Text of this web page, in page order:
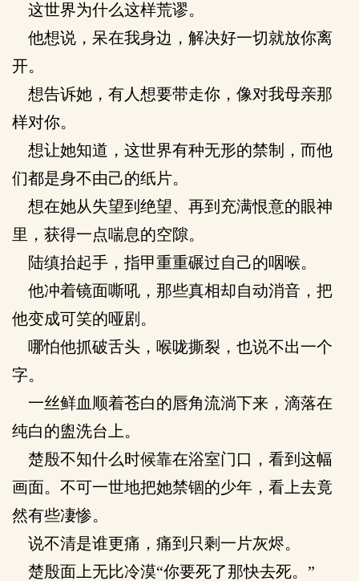
这世界为什么这样荒谬。
他想说，呆在我身边，解决好一切就放你离
开。
想告诉她，有人想要带走你，像对我母亲那
样对你。
想让她知道，这世界有种无形的禁制，而他
们都是身不由己的纸片。
想在她从失望到绝望、再到充满恨意的眼神
里，获得一点喘息的空隙。
陆缜抬起手，指甲重重碾过自己的咽喉。
他冲着镜面嘶吼，那些真相却自动消音，把
他变成可笑的哑剧。
哪怕他抓破舌头，喉咙撕裂，也说不出一个
字。
一丝鲜血顺着苍白的唇角流淌下来，滴落在
纯白的盥洗台上。
楚殷不知什么时候靠在浴室门口，看到这幅
画面。不可一世地把她禁锢的少年，看上去竟
然有些凄惨。
说不清是谁更痛，痛到只剩一片灰烬。
楚殷面上无比冷漠“你要死了那快去死。”